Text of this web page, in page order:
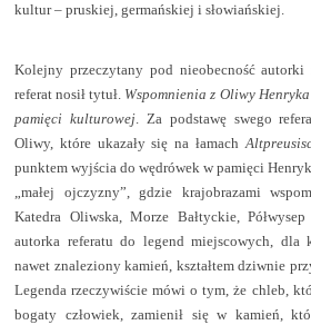
kultur – pruskiej, germańskiej i słowiańskiej.
Kolejny przeczytany pod nieobecność autorki
referat nosił tytuł. Wspomnienia z Oliwy
pamięci kulturowej. Za podstawę swego
Oliwy, które ukazały się na łamach
punktem wyjścia do wędrówek w pamięci
„małej ojczyzny”, gdzie krajobrazami
Katedra Oliwska, Morze Bałtyckie,
autorka referatu do legend miejscowych, dla
nawet znaleziony kamień, kształtem dziwnie
Legenda rzeczywiście mówi o tym, że chleb,
bogaty człowiek, zamienił się w kamień,